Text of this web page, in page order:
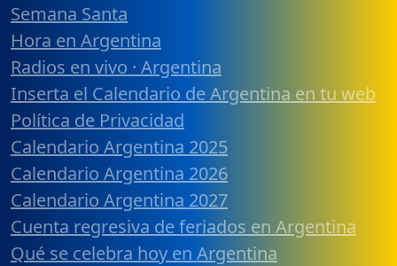
Semana Santa
Hora en Argentina
Radios en vivo · Argentina
Inserta el Calendario de Argentina en tu web
Política de Privacidad
Calendario Argentina 2025
Calendario Argentina 2026
Calendario Argentina 2027
Cuenta regresiva de feriados en Argentina
Qué se celebra hoy en Argentina